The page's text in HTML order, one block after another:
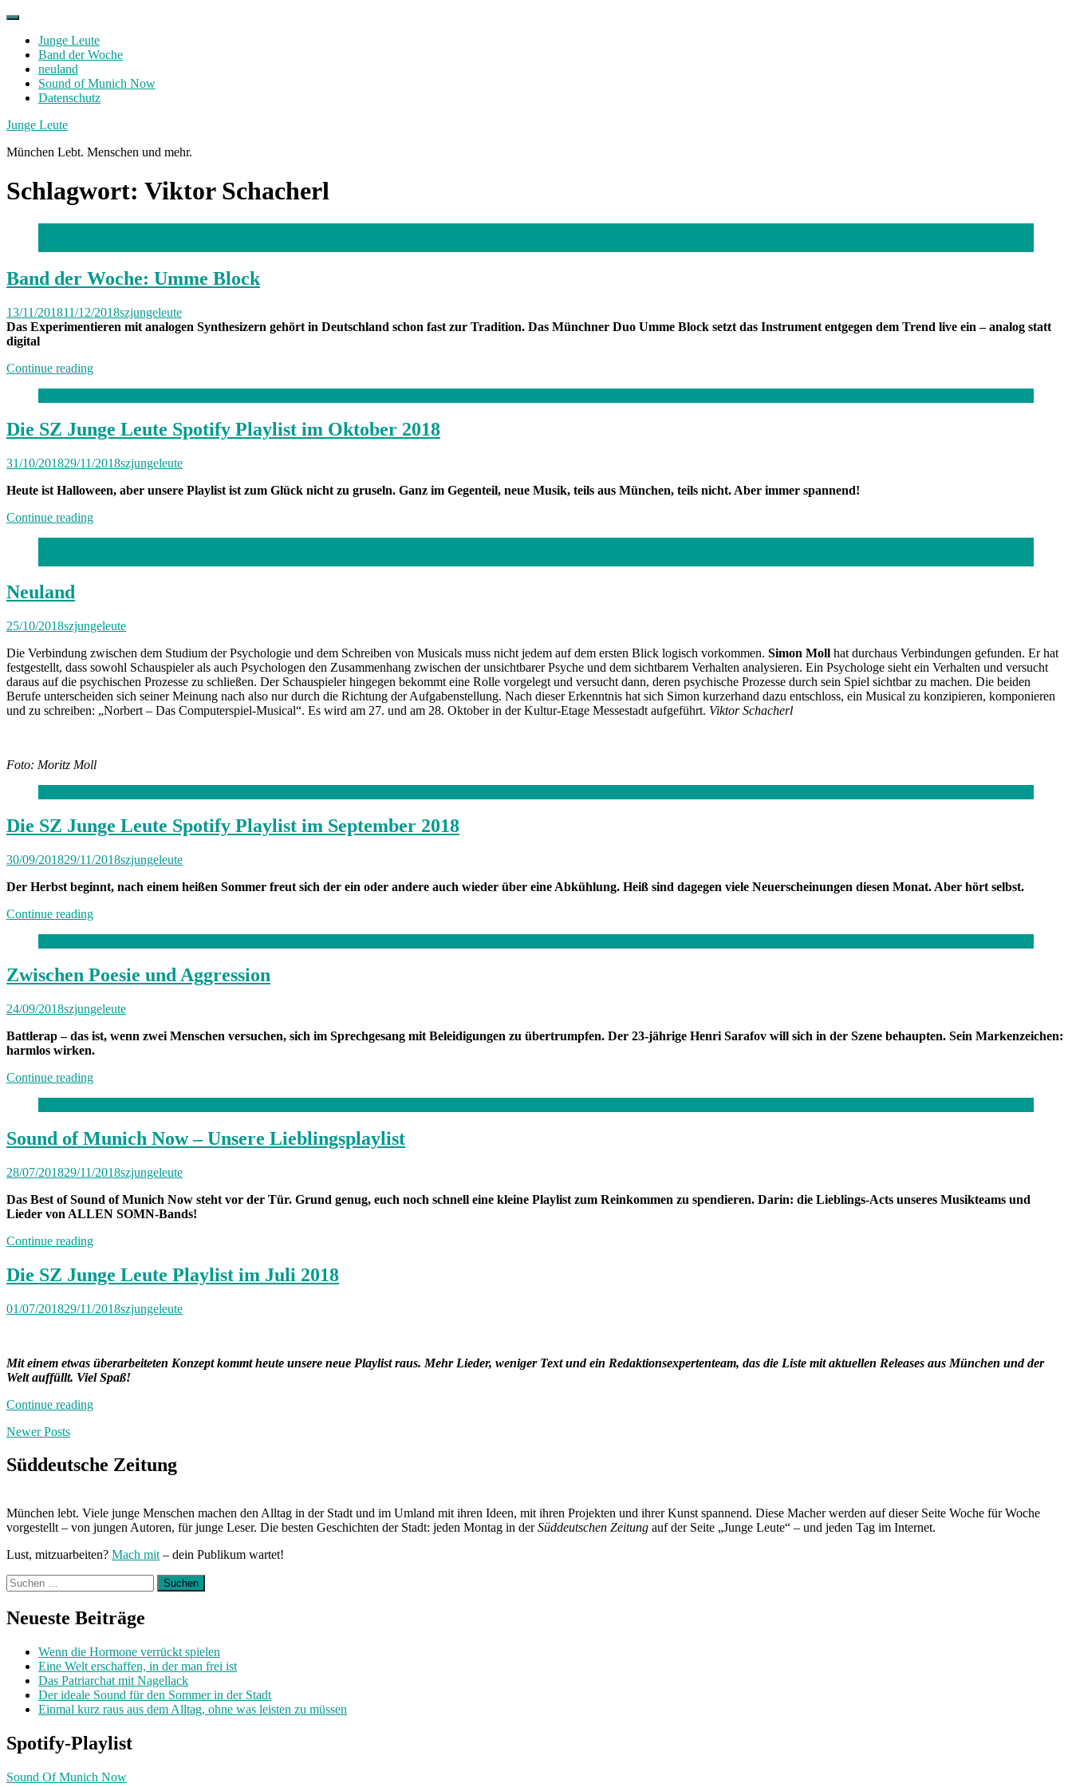
Skip
contentJunge Leute
Band der Woche
neuland
Sound of Munich Now
Datenschutz
Facebook
Twitter
Instagram
Junge Leute
München Lebt. Menschen und mehr.
Schlagwort: Viktor Schacherl
Band der Woche: Umme Block
13/11/201811/12/2018szjungeleute
Das Experimentieren mit analogen Synthesizern gehört in Deutschland schon fast zur Tradition. Das Münchner Duo Umme Block setzt das Instrument entgegen dem Trend live ein – analog statt
digital
Continue reading„Band
Block“
Die SZ Junge Leute Spotify Playlist im Oktober 2018
31/10/201829/11/2018szjungeleute
Heute ist Halloween, aber unsere Playlist ist zum Glück nicht zu gruseln. Ganz im Gegenteil, neue Musik, teils aus München, teils nicht. Aber immer spannend!
Continue reading„Die
2018“
Neuland
25/10/2018szjungeleute
Die Verbindung zwischen dem Studium der Psychologie und dem Schreiben von Musicals muss nicht jedem auf dem ersten Blick logisch vorkommen. Simon Moll hat durchaus Verbindungen gefunden. Er hat
festgestellt, dass sowohl Schauspieler als auch Psychologen den Zusammenhang zwischen der unsichtbarer Psyche und dem sichtbarem Verhalten analysieren. Ein Psychologe sieht ein Verhalten und versucht
daraus auf die psychischen Prozesse zu schließen. Der Schauspieler hingegen bekommt eine Rolle vorgelegt und versucht dann, deren psychische Prozesse durch sein Spiel sichtbar zu machen. Die beiden
Berufe unterscheiden sich seiner Meinung nach also nur durch die Richtung der Aufgabenstellung. Nach dieser Erkenntnis hat sich Simon kurzerhand dazu entschloss, ein Musical zu konzipieren, komponieren
und zu schreiben: „Norbert – Das Computerspiel-Musical“. Es wird am 27. und am 28. Oktober in der Kultur-Etage Messestadt aufgeführt. Viktor Schacherl
Foto: Moritz Moll
Die SZ Junge Leute Spotify Playlist im September 2018
30/09/201829/11/2018szjungeleute
Der Herbst beginnt, nach einem heißen Sommer freut sich der ein oder andere auch wieder über eine Abkühlung. Heiß sind dagegen viele Neuerscheinungen diesen Monat. Aber hört selbst.
Continue reading„Die
Spotify
Playlist
September
2018“
Zwischen Poesie und Aggression
24/09/2018szjungeleute
Battlerap – das ist, wenn zwei Menschen versuchen, sich im Sprechgesang mit Beleidigungen zu übertrumpfen. Der 23-jährige Henri Sarafov will sich in der Szene behaupten. Sein Markenzeichen:
harmlos wirken.
Continue reading„Zwischen
Sound of Munich Now – Unsere Lieblingsplaylist
28/07/201829/11/2018szjungeleute
Das Best of Sound of Munich Now steht vor der Tür. Grund genug, euch noch schnell eine kleine Playlist zum Reinkommen zu spendieren. Darin: die Lieblings-Acts unseres Musikteams und
Lieder von ALLEN SOMN-Bands!
Continue reading„Sound
Munich
Now
Unsere
Die SZ Junge Leute Playlist im Juli 2018
01/07/201829/11/2018szjungeleute
Mit einem etwas überarbeiteten Konzept kommt heute unsere neue Playlist raus. Mehr Lieder, weniger Text und ein Redaktionsexpertenteam, das die Liste mit aktuellen Releases aus München und der
Welt auffüllt. Viel Spaß!
Continue reading„Die
Playlist
im
Posts
navigation
Newer Posts
Süddeutsche Zeitung
München lebt. Viele junge Menschen machen den Alltag in der Stadt und im Umland mit ihren Ideen, mit ihren Projekten und ihrer Kunst spannend. Diese Macher werden auf dieser Seite Woche für Woche
vorgestellt – von jungen Autoren, für junge Leser. Die besten Geschichten der Stadt: jeden Montag in derSüddeutschen Zeitung auf der Seite „Junge Leute“ – und jeden Tag im Internet.
Lust, mitzuarbeiten? Mach mit – dein Publikum wartet!
Suchen
nach:
Neueste Beiträge
Wenn die Hormone verrückt spielen
Eine Welt erschaffen, in der man frei ist
Das Patriarchat mit Nagellack
Der ideale Sound für den Sommer in der Stadt
Einmal kurz raus aus dem Alltag, ohne was leisten zu müssen
Spotify-Playlist
Sound Of Munich Now